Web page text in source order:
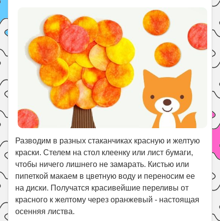
Разводим в разных стаканчиках красную и желтую
краски. Стелем на стол клеенку или лист бумаги,
чтобы ничего лишнего не замарать. Кистью или
пипеткой макаем в цветную воду и переносим ее
на диски. Получатся красивейшие переливы от
красного к желтому через оранжевый - настоящая
осенняя листва.